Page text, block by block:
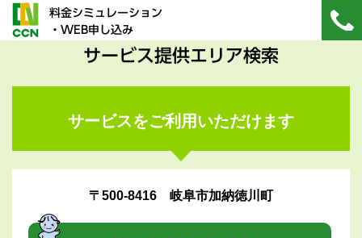
料金シミュレーション
・WEB申し込み
サービス提供エリア検索
サービスをご利用いただけます
〒500-8416 岐阜市加納徳川町